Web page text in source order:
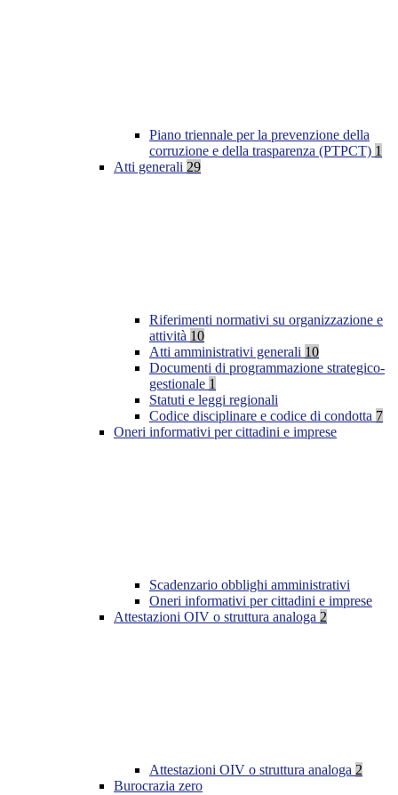
Piano triennale per la prevenzione della
corruzione e della trasparenza (PTPCT) 1
Atti generali 29
Riferimenti normativi su organizzazione e
attività 10
Atti amministrativi generali 10
Documenti di programmazione strategico-
gestionale 1
Statuti e leggi regionali
Codice disciplinare e codice di condotta 7
Oneri informativi per cittadini e imprese
Scadenzario obblighi amministrativi
Oneri informativi per cittadini e imprese
Attestazioni OIV o struttura analoga 2
Attestazioni OIV o struttura analoga 2
Burocrazia zero